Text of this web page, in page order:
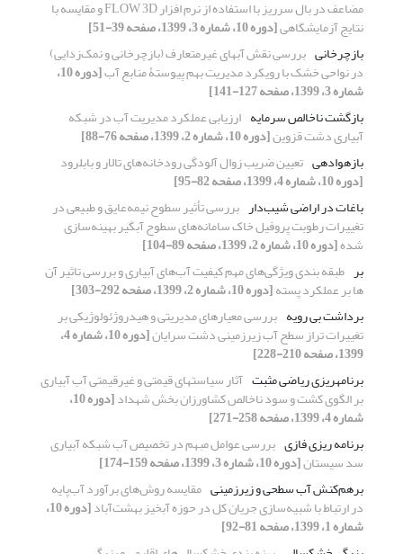
مضاعف در بال سرریز با استفاده از نرم افزار FLOW 3D و مقایسه با
نتایج آزمایشگاهی[دوره 10، شماره 3، 1399، صفحه 39-51]
بازچرخانی بررسی نقش آبهای غیرمتعارف (بازچرخانی و نمک‌زدایی)
در نواحی خشک با رویکرد مدیریت‌ بهم‌ پیوستۀ منابع آب [دوره 10،
شماره 3، 1399، صفحه 127-141]
بازگشت ناخالص سرمایه ارزیابی عملکرد مدیریت آب در شبکه
آبیاری دشت قزوین[دوره 10، شماره 2، 1399، صفحه 76-88]
بازهوادهی تعیین ضریب زوال آلودگی رودخانه‌های تالار و بابلرود
[دوره 10، شماره 4، 1399، صفحه 82-95]
باغات در اراضی شیب‌دار بررسی تأثیر سطوح نیمه‌عایق و طبیعی در
تغییرات رطوبت پروفیل خاک سامانه‌های سطوح آبگیر بهینه‌سازی
شده[دوره 10، شماره 2، 1399، صفحه 89-104]
بر طبقه بندی ویژگی‌های مهم کیفیت آب‌های آبیاری و بررسی تاثیر آن
ها بر عملکرد پسته[دوره 10، شماره 2، 1399، صفحه 292-303]
برداشت بی رویه بررسی معیارهای مدیریتی و هیدروژئولوژیکی بر
تغییرات تراز سطح آب زیرزمینی دشت سرایان [دوره 10، شماره 4،
1399، صفحه 210-228]
برنامه‏ریزی ریاضی مثبت آثار سیاست‏های قیمتی و غیرقیمتی آب آبیاری
بر الگوی کشت و سود ناخالص کشاورزان بخش شهداد [دوره 10،
شماره 4، 1399، صفحه 258-271]
برنامه ریزی فازی بررسی عوامل مبهم در تخصیص آب شبکه آبیاری
سد سیستان[دوره 10، شماره 3، 1399، صفحه 159-174]
برهم‌کنش آب سطحی و زیرزمینی مقایسه روش‌های برآورد آب‌پایه
در ارتباط با شبیه‌سازی جریان کل در حوزه آبخیز بهشت‌آباد [دوره 10،
شماره 1، 1399، صفحه 81-92]